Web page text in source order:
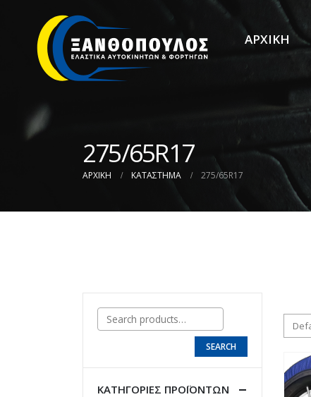
ΑΡΧΙΚΗ
275/65R17
ΑΡΧΙΚΉ ΚΑΤΆΣΤΗΜΑ 275/65R17
SEARCH
ΚΑΤΗΓΟΡΊΕΣ ΠΡΟΪΌΝΤΩΝ